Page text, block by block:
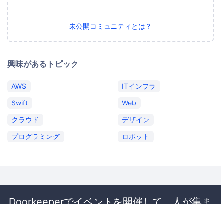
未公開コミュニティとは？
興味があるトピック
AWS
ITインフラ
Swift
Web
クラウド
デザイン
プログラミング
ロボット
Doorkeeperでイベントを開催して、人が集ま